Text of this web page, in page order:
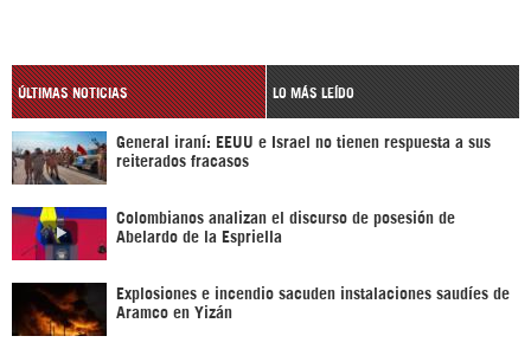
ÚLTIMAS NOTICIAS LO MÁS LEÍDO
General iraní: EEUU e Israel no tienen respuesta a sus
reiterados fracasos
Colombianos analizan el discurso de posesión de
Abelardo de la Espriella
Explosiones e incendio sacuden instalaciones saudíes de
Aramco en Yizán